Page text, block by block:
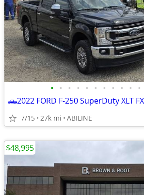
• • • • • • • • • • •
7/15 27k mi ABILINE
$48,995